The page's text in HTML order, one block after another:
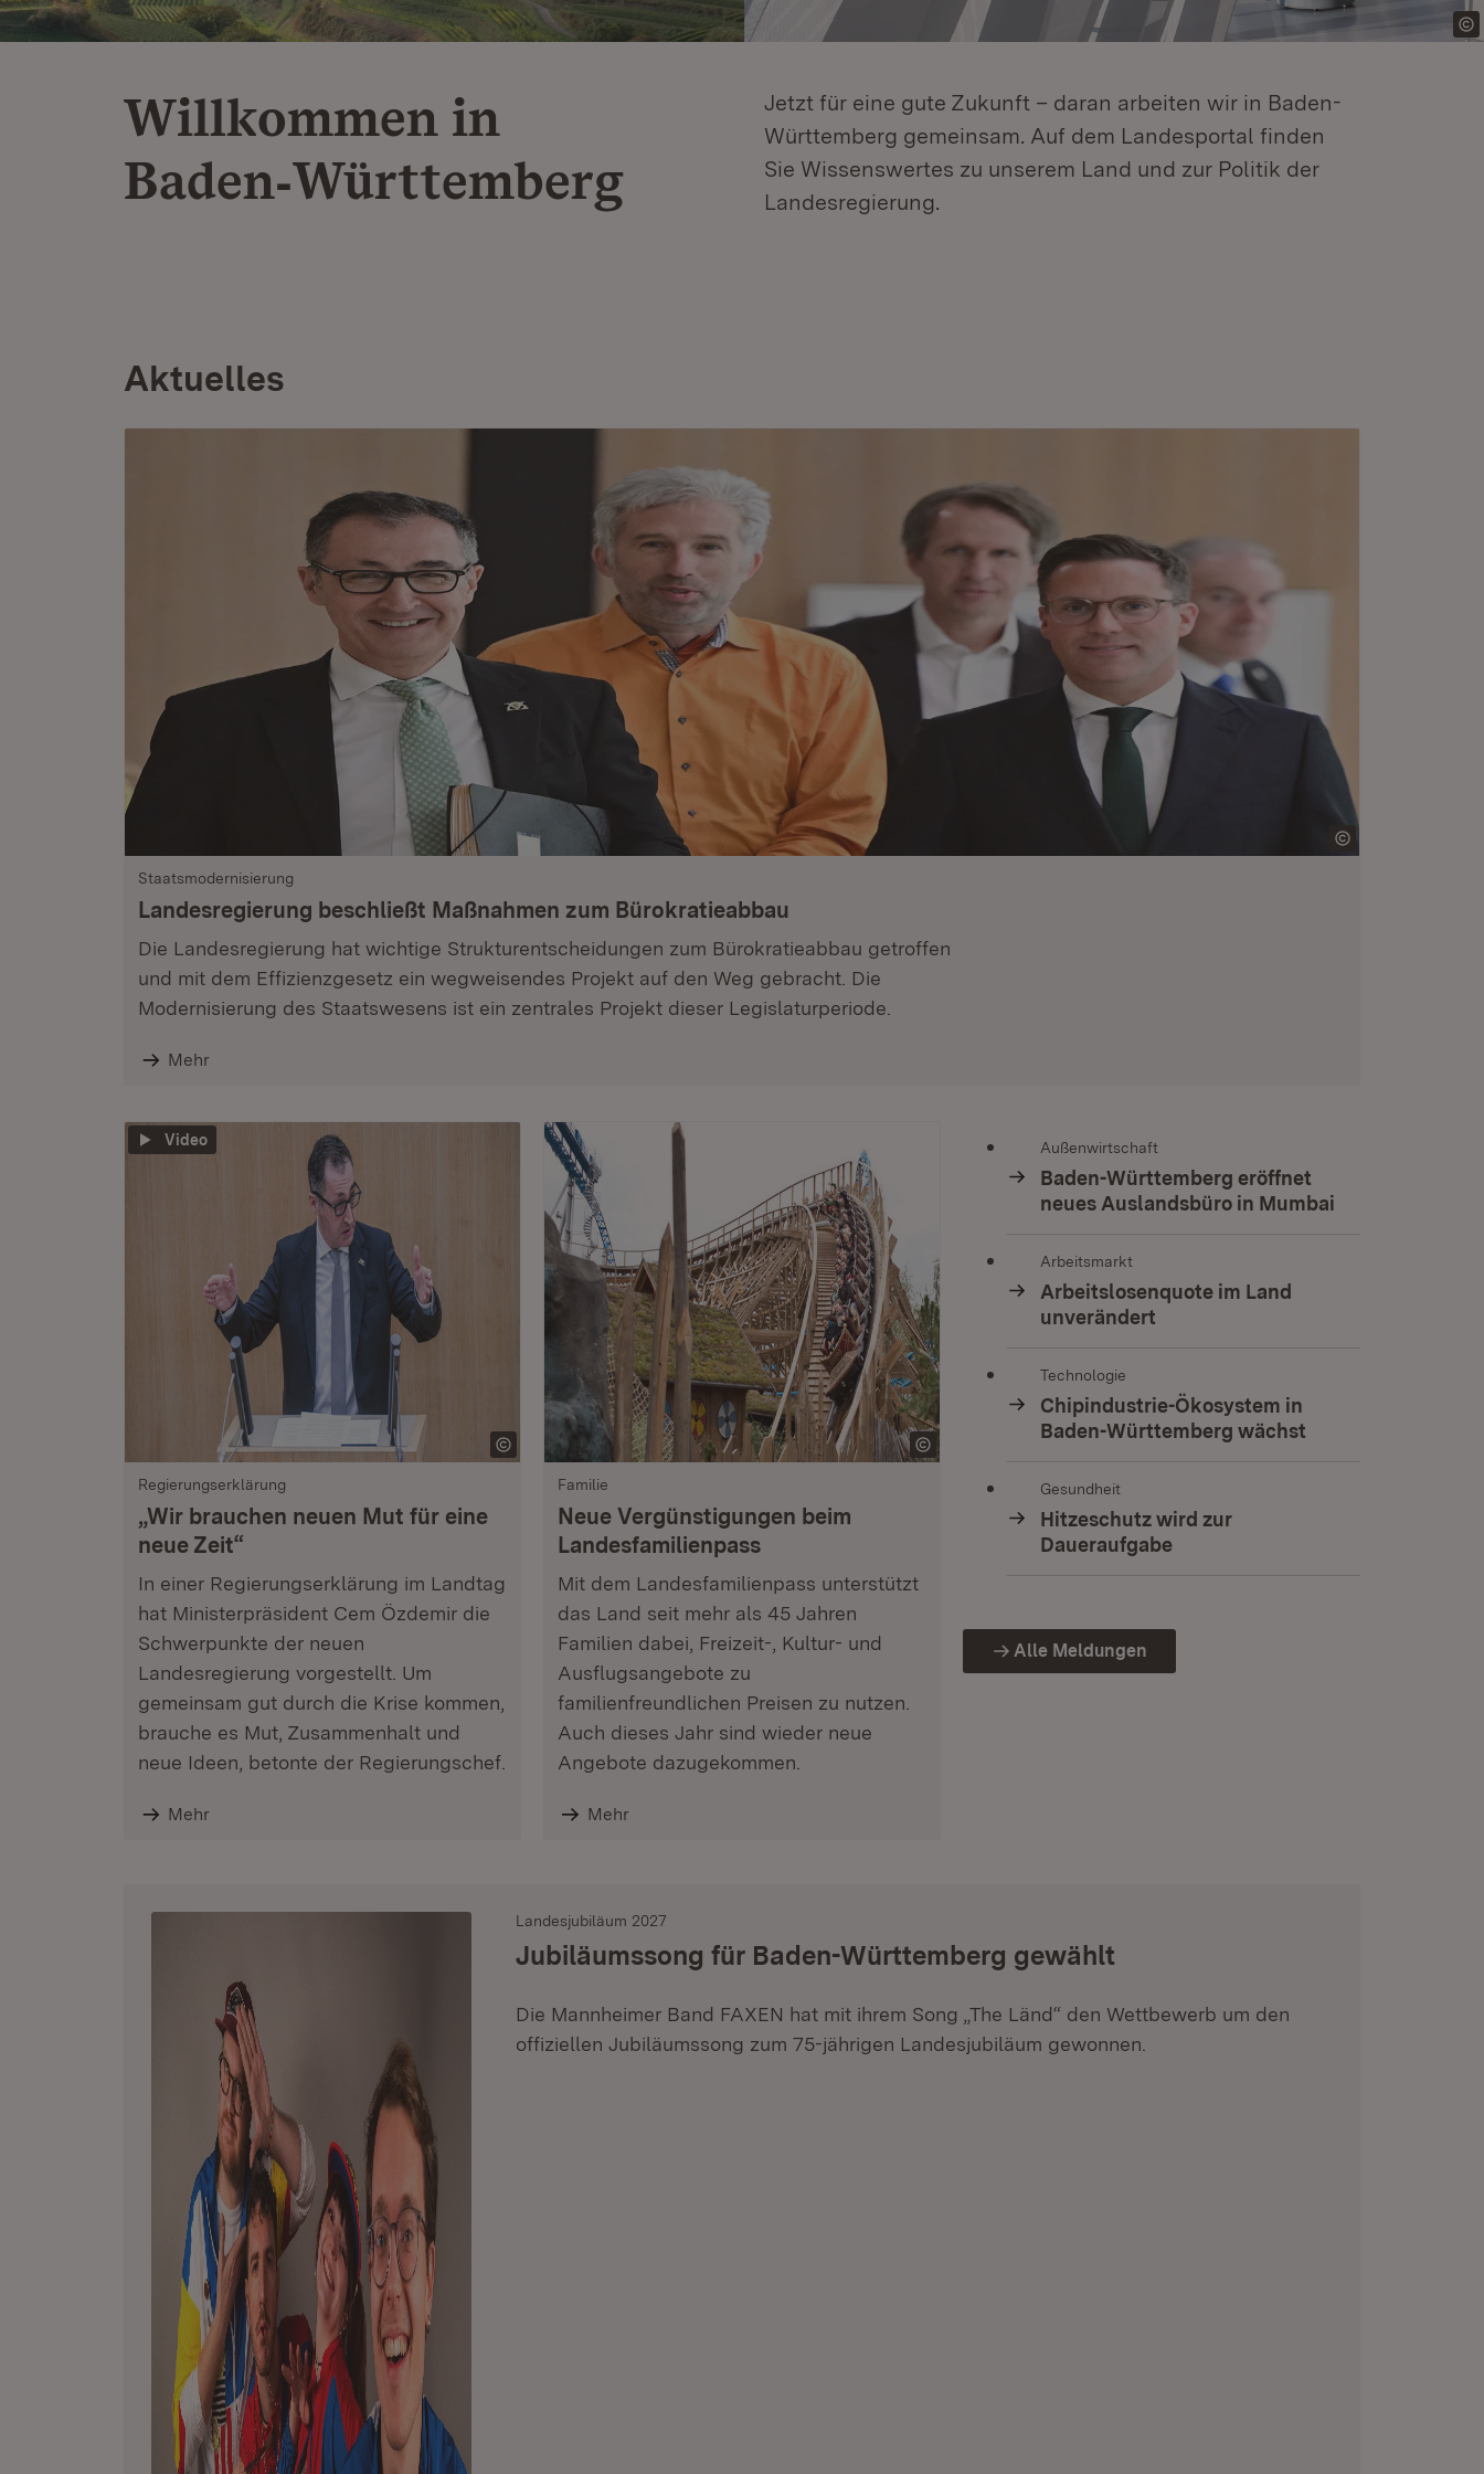
Willkommen in
Baden‑Württemberg
Jetzt für eine gute Zukunft – daran arbeiten wir in Baden-
Württemberg gemeinsam. Auf dem Landesportal finden
Sie Wissenswertes zu unserem Land und zur Politik der
Landesregierung.
Aktuelles
Staatsmodernisierung
Landesregierung beschließt Maßnahmen zum Bürokratieabbau
Die Landesregierung hat wichtige Strukturentscheidungen zum Bürokratieabbau getroffen
und mit dem Effizienzgesetz ein wegweisendes Projekt auf den Weg gebracht. Die
Modernisierung des Staatswesens ist ein zentrales Projekt dieser Legislaturperiode.
Mehr
Video
Regierungserklärung
„Wir brauchen neuen Mut für eine
neue Zeit“
In einer Regierungserklärung im Landtag
hat Ministerpräsident Cem Özdemir die
Schwerpunkte der neuen
Landesregierung vorgestellt. Um
gemeinsam gut durch die Krise kommen,
brauche es Mut, Zusammenhalt und
neue Ideen, betonte der Regierungschef.
Mehr
Familie
Neue Vergünstigungen beim
Landesfamilienpass
Mit dem Landesfamilienpass unterstützt
das Land seit mehr als 45 Jahren
Familien dabei, Freizeit-, Kultur- und
Ausflugsangebote zu
familienfreundlichen Preisen zu nutzen.
Auch dieses Jahr sind wieder neue
Angebote dazugekommen.
Mehr
Außenwirtschaft
Baden-Württemberg eröffnet
neues Auslandsbüro in Mumbai
Arbeitsmarkt
Arbeitslosenquote im Land
unverändert
Technologie
Chipindustrie-Ökosystem in
Baden-Württemberg wächst
Gesundheit
Hitzeschutz wird zur
Daueraufgabe
Alle Meldungen
Landesjubiläum 2027
Jubiläumssong für Baden-Württemberg gewählt
Die Mannheimer Band FAXEN hat mit ihrem Song „The Länd“ den Wettbewerb um den
offiziellen Jubiläumssong zum 75-jährigen Landesjubiläum gewonnen.